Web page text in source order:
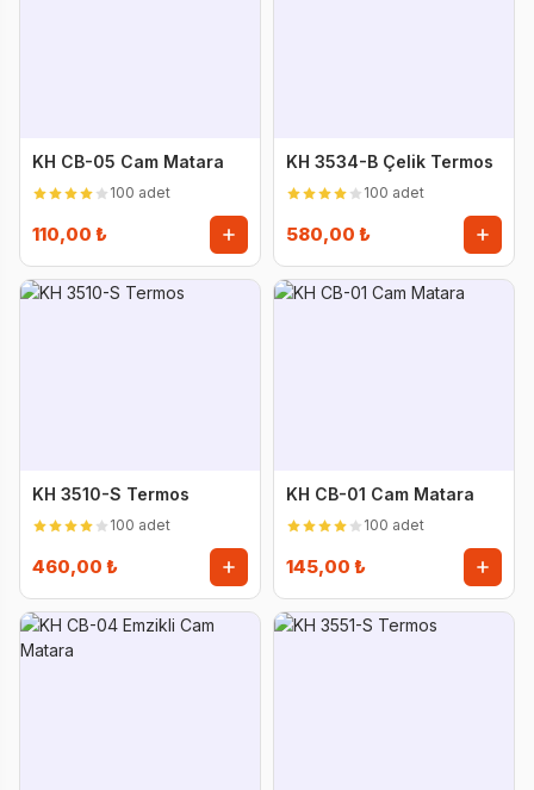
KH CB-05 Cam Matara
100 adet
110,00 ₺
KH 3534-B Çelik Termos
100 adet
580,00 ₺
KH 3510-S Termos
100 adet
460,00 ₺
KH CB-01 Cam Matara
100 adet
145,00 ₺